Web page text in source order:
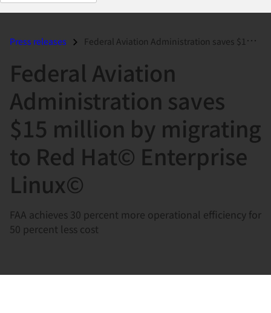
の
て
Press releases Federal Aviation Administration saves $15 million by migrating to Red...
Federal Aviation
Administration saves
$15 million by migrating
to Red Hat© Enterprise
Linux©
FAA achieves 30 percent more operational efficiency for
50 percent less cost